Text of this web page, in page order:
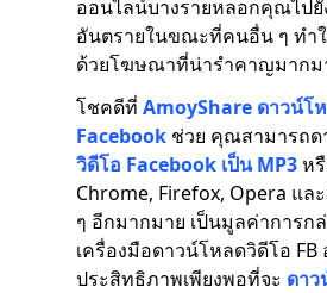
ออนไลน์บางรายหลอกคุณไปยั
อันตรายในขณะที่คนอื่น ๆ ท
ด้วยโฆษณาที่น่ารำคาญมากม
โชคดีที่ AmoyShare ดาวน์โ
Facebook ช่วย คุณสามารถด
วิดีโอ Facebook เป็น MP3ห
Chrome, Firefox, Opera แล
ๆ อีกมากมาย เป็นมูลค่าการก
เครื่องมือดาวน์โหลดวิดีโอ
ประสิทธิภาพเพียงพอที่จะ ดาว